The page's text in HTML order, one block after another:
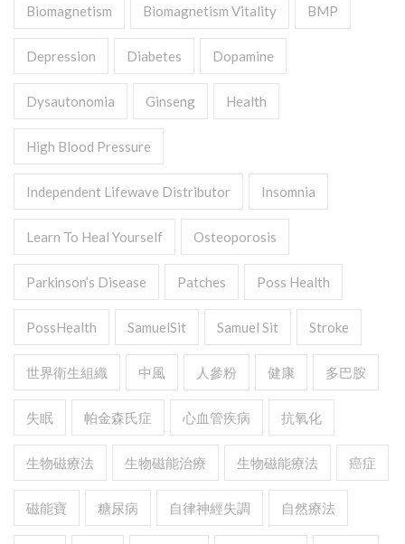
Biomagnetism Biomagnetism Vitality BMP
Depression Diabetes Dopamine
Dysautonomia Ginseng Health
High Blood Pressure
Independent Lifewave Distributor Insomnia
Learn To Heal Yourself Osteoporosis
Parkinson’s Disease Patches Poss Health
PossHealth SamuelSit Samuel Sit Stroke
世界衛生組織 中風 人參粉 健康 多巴胺
失眠 帕金森氏症 心血管疾病 抗氧化
生物磁療法 生物磁能治療 生物磁能療法 癌症
磁能寶 糖尿病 自律神經失調 自然療法